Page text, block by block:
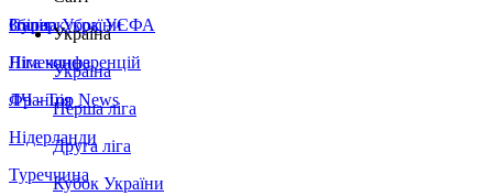
Збірна України
Італія
Німеччина
Франція
Нідерланди
Туреччина
Суперкубок УЄФА
Ліга конференцій
ЛЧ - Top News
Україна
Україна
Перша ліга
Друга ліга
Кубок України